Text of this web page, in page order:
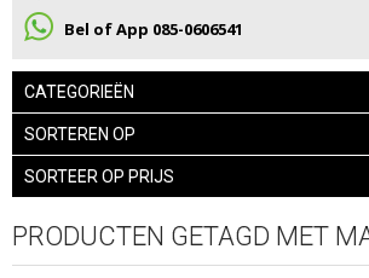
Bel of App 085-0606541
CATEGORIEËN
SORTEREN OP
SORTEER OP PRIJS
PRODUCTEN GETAGD MET